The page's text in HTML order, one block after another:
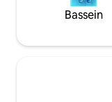
Bassein